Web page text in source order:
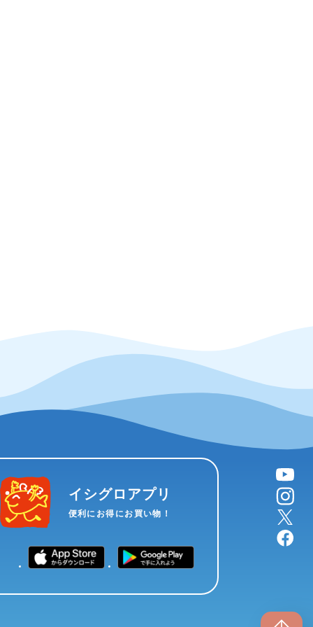
イシグロアプリ
便利にお得にお買い物！
YouTube
instagram
X
facebook